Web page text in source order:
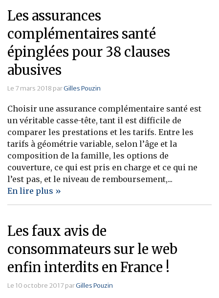
Les assurances
complémentaires santé
épinglées pour 38 clauses
abusives
Le 7 mars 2018 parGilles Pouzin
Choisir une assurance complémentaire santé est
un véritable casse-tête, tant il est difficile de
comparer les prestations et les tarifs. Entre les
tarifs à géométrie variable, selon l’âge et la
composition de la famille, les options de
couverture, ce qui est pris en charge et ce qui ne
l’est pas, et le niveau de remboursement,...
En lire plus »
Les faux avis de
consommateurs sur le web
enfin interdits en France !
Le 10 octobre 2017 parGilles Pouzin